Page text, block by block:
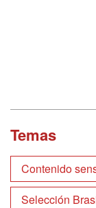
Temas
Contenido
Selección